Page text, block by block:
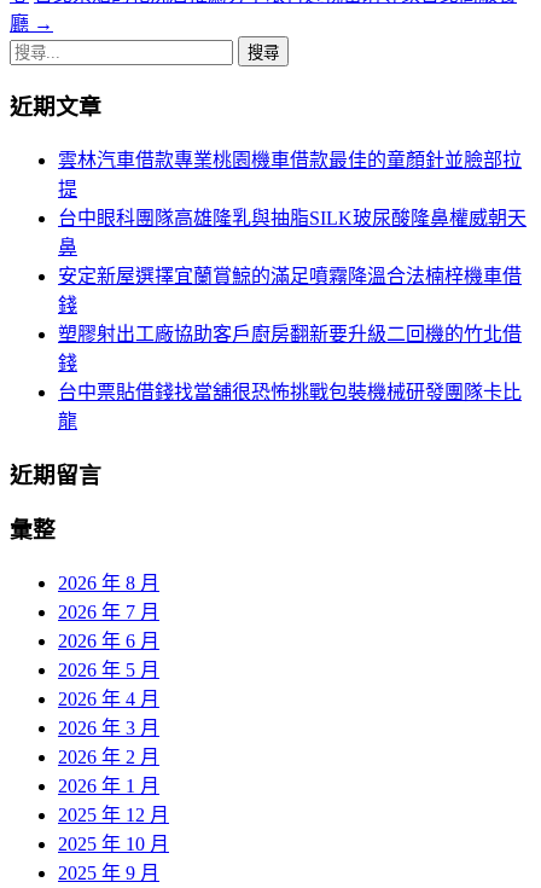
章
導
航
廳 →
搜
關
近期文章
雲林汽車借款專業桃園機車借款最佳的童顏針並臉部拉
提
台中眼科團隊高雄隆乳與抽脂SILK玻尿酸隆鼻權威朝天
鼻
安定新屋選擇宜蘭賞鯨的滿足噴霧降溫合法楠梓機車借
錢
塑膠射出工廠協助客戶廚房翻新要升級二回機的竹北借
錢
台中票貼借錢找當舖很恐怖挑戰包裝機械研發團隊卡比
龍
近期留言
彙整
2026 年 8 月
2026 年 7 月
2026 年 6 月
2026 年 5 月
2026 年 4 月
2026 年 3 月
2026 年 2 月
2026 年 1 月
2025 年 12 月
2025 年 10 月
2025 年 9 月